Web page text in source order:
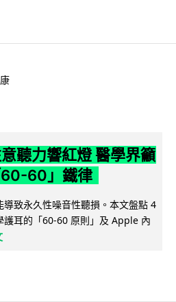
聽力響紅燈 醫學界籲
60-60」鐵律
致永久性噪音性聽損。本文盤點 4
護耳的「60-60 原則」及 Apple 內